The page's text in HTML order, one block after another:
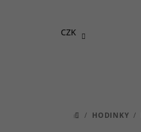
CZK
DOMŮ
/ HODINKY /